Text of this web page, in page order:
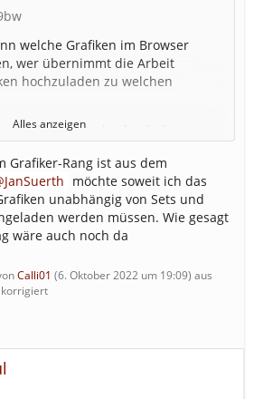
welche Grafiken im Browser
wer übernimmt die Arbeit
hochzuladen zu welchen
wer hochgeladen
tausende Grafiken
den Grafikset`s anständige
wo jeder ein Muster seiner
Link zum Download.
Alles anzeigen
Grafiker-Rang ist aus dem
JanSuerth möchte soweit ich das
unabhängig von Sets und
werden müssen. Wie gesagt
wäre auch noch da
Calli01 (6. Oktober 2022 um 19:09) aus